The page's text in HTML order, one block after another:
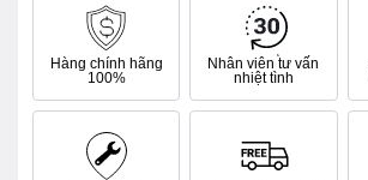
Hàng chính hãng
100%
Nhân viên tư vấn
nhiệt tình